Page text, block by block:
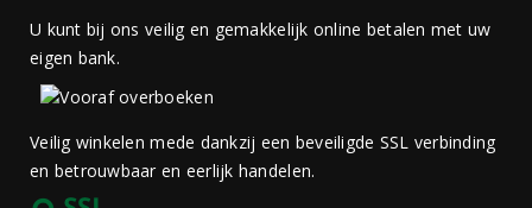
U kunt bij ons veilig en gemakkelijk online betalen met uw
eigen bank.
Veilig winkelen mede dankzij een beveiligde SSL verbinding
en betrouwbaar en eerlijk handelen.